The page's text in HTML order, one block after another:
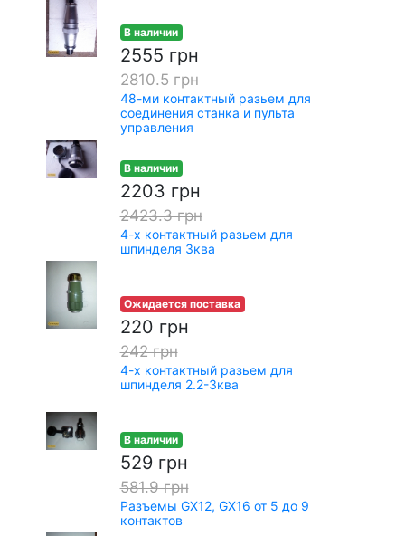
В наличии
2555 грн
2810.5 грн
48-ми контактный разьем для
соединения станка и пульта
управления
В наличии
2203 грн
2423.3 грн
4-х контактный разьем для
шпинделя 3ква
Ожидается поставка
220 грн
242 грн
4-х контактный разьем для
шпинделя 2.2-3ква
В наличии
529 грн
581.9 грн
Разъемы GX12, GX16 от 5 до 9
контактов